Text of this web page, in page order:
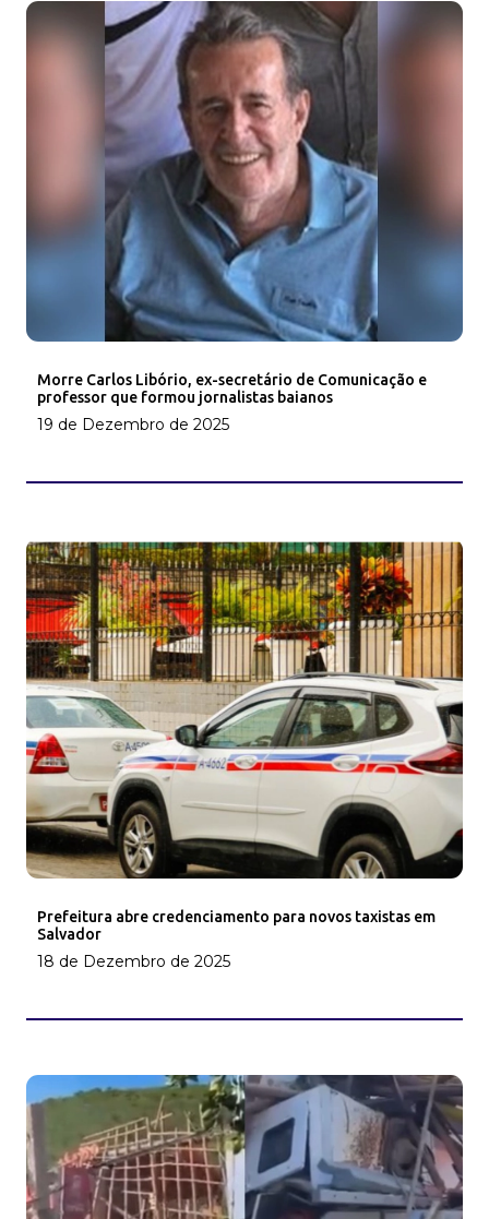
Morre Carlos Libório, ex-secretário de Comunicação e
professor que formou jornalistas baianos
19 de Dezembro de 2025
Prefeitura abre credenciamento para novos taxistas em
Salvador
18 de Dezembro de 2025